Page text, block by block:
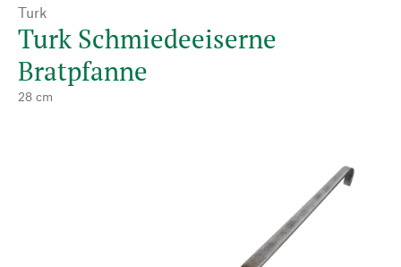
Turk
Turk Schmiedeeiserne
Bratpfanne
28 cm